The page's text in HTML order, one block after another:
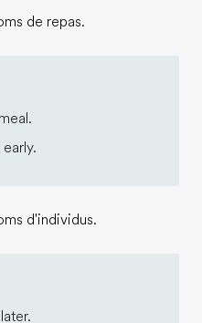
de repas.
d'individus.